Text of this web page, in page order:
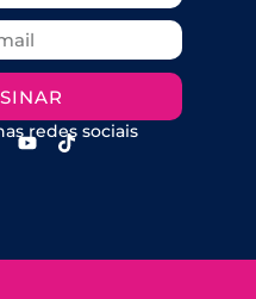
redes sociais